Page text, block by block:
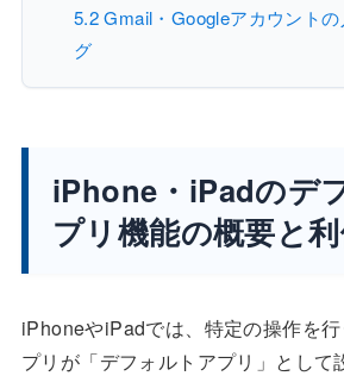
5.2Gmail・Googleアカウントの
グ
iPhone・iPadのデ
プリ機能の概要と
iPhoneやiPadでは、特定の操作を
プリが「デフォルトアプリ」として